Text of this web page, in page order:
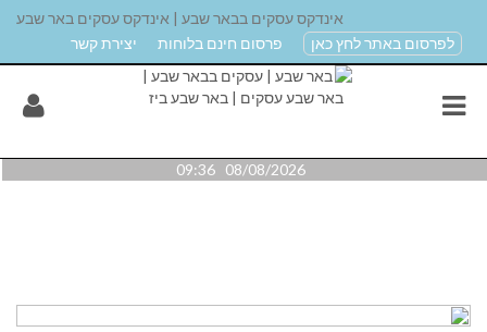
אינדקס עסקים בבאר שבע | אינדקס עסקים באר שבע
לפרסום באתר לחץ כאן
פרסום חינם בלוחות יצירת קשר
08/08/2026 09:36